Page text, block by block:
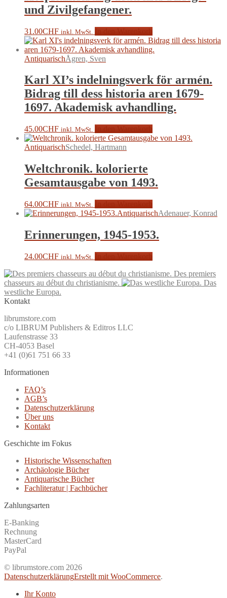
und Zivilgefangener.
31.00CHF inkl. MwSt.
AntiquarischÅgren, Sven
Karl XI’s indelningsverk för armén.
Bidrag till dess historia aren 1679-
1697. Akademisk avhandling.
45.00CHF inkl. MwSt.
AntiquarischSchedel, Hartmann
Weltchronik. kolorierte
Gesamtausgabe von 1493.
64.00CHF inkl. MwSt.
AntiquarischAdenauer, Konrad
Erinnerungen, 1945-1953.
24.00CHF inkl. MwSt.
Des premiers
chasseurs au début du christianisme.
Das
westliche Europa.
Kontakt
librumstore.com
c/o LIBRUM Publishers & Editros LLC
Laufenstrasse 33
CH-4053 Basel
+41 (0)61 751 66 33
Informationen
FAQ’s
AGB’s
Datenschutzerklärung
Über uns
Kontakt
Geschichte im Fokus
Historische Wissenschaften
Archäologie Bücher
Antiquarische Bücher
Fachliteratur | Fachbücher
Zahlungsarten
E-Banking
Rechnung
MasterCard
PayPal
© librumstore.com 2026
DatenschutzerklärungErstellt mit WooCommerce.
Ihr Konto